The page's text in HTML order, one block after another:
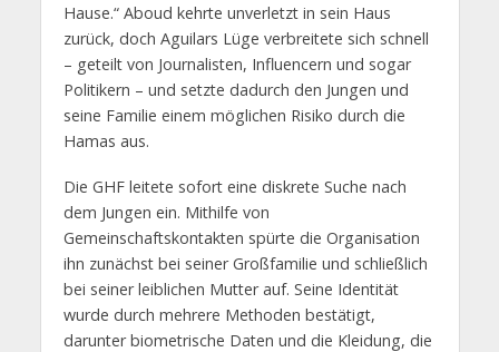
Hause.“ Aboud kehrte unverletzt in sein Haus
zurück, doch Aguilars Lüge verbreitete sich schnell
– geteilt von Journalisten, Influencern und sogar
Politikern – und setzte dadurch den Jungen und
seine Familie einem möglichen Risiko durch die
Hamas aus.
Die GHF leitete sofort eine diskrete Suche nach
dem Jungen ein. Mithilfe von
Gemeinschaftskontakten spürte die Organisation
ihn zunächst bei seiner Großfamilie und schließlich
bei seiner leiblichen Mutter auf. Seine Identität
wurde durch mehrere Methoden bestätigt,
darunter biometrische Daten und die Kleidung, die